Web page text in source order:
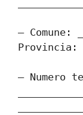
– Comune:
Provincia:
– Numero